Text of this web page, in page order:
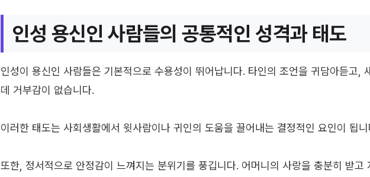
인성 용신인 사람들의 공통적인 성격과 태도
인성이 용신인 사람들은 기본적으로 수용성이 뛰어납니다. 타인의 조언을 귀담아듣고,
데 거부감이 없습니다.
이러한 태도는 사회생활에서 윗사람이나 귀인의 도움을 끌어내는 결정적인 요인이 됩
또한, 정서적으로 안정감이 느껴지는 분위기를 풍깁니다. 어머니의 사랑을 충분히 받고